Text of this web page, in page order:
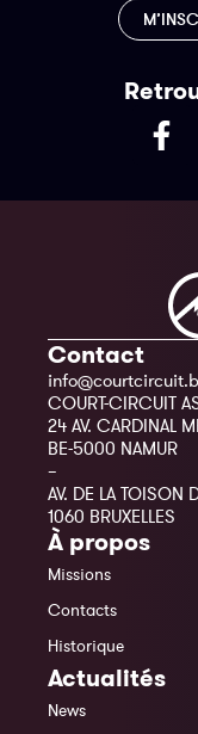
Contact
COURT-CIRCUIT
24 AV. CARDINAL
BE-5000 NAMUR
–
AV. DE LA TOISON
1060 BRUXELLES
À propos
Missions
Contacts
Historique
Actualités
News